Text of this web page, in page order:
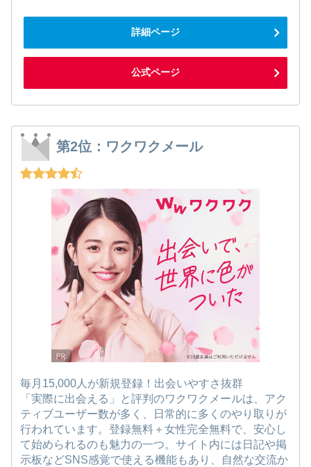
詳細ページ
公式ページ
第2位：ワクワクメール
毎月15,000人が新規登録！出会いやすさ抜群
「実際に出会える」と評判のワクワクメールは、アク
ティブユーザー数が多く、日常的に多くのやり取りが
行われています。登録無料＋女性完全無料で、安心し
て始められるのも魅力の一つ。サイト内には日記や掲
示板などSNS感覚で使える機能もあり、自然な交流か